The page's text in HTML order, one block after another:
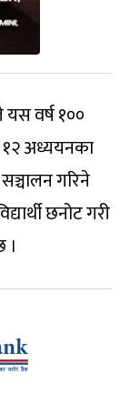
वर्ष १००
१२ अध्ययनका
सञ्चालन गरिने
छनोट गरी
।